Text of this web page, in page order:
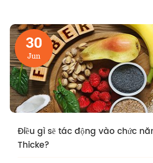
30
Jun
Điều gì sẽ tác động vào chức
Thicke?